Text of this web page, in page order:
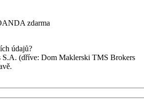
zdarma
údajů?
(dříve: Dom Maklerski TMS Brokers